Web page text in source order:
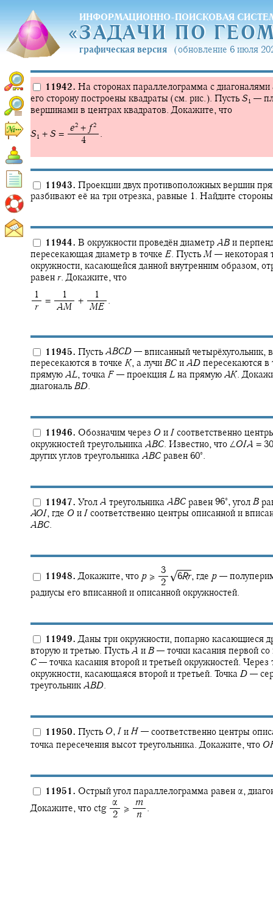
ИНФОРМАЦИОННО-ПОИСКОВАЯ
«ЗАДАЧИ ПО
«ЗАДАЧИ ПО
графическая версия (обновление 6 июля
11942. На сторонах параллелограмма с диагоналями
его сторону построены квадраты (см. рис.). Пусть S 1 —
вершинами в центрах квадратов. Докажите, что
S 1 + S = ‍
e2 + f 2
‍ 4
.
11943. Проекции двух противоположных вершин
разбивают её на три отрезка, равные 1. Найдите
11944. В окружности проведён диаметр AB и
пересекающая диаметр в точке E. Пусть M — некоторая
окружности, касающейся данной внутренним образом,
равен r. Докажите, что
‍ 1
r
= ‍
‍ 1
AM
+ ‍
‍ 1
ME
.
11945. Пусть ABCD — вписанный четырёхугольник,
пересекаются в точке K, а лучи BC и AD пересекаются в
прямую AL, точка F — проекция L на прямую AK.
диагональ BD.
11946. Обозначим через O и I соответственно
окружностей треугольника ABC. Известно, что ∠OIA = 30‍
других углов треугольника ABC равен 60‍∘ .
11947. Угол A треугольника ABC равен 96‍∘ ,угол B
AOI, где O и I соответственно центры описанной и
ABC.
11948. Докажите, что p ≥ ‍
‍ 3
‍ 2
√6Rr, где p —
радиусы его вписанной и описанной окружностей.
11949. Даны три окружности, попарно касающиеся
вторую и третью. Пусть A и B — точки касания первой со
C — точка касания второй и третьей окружностей. Через
окружности, касающаяся второй и третьей. Точка D —
треугольник ABD.
11950. Пусть O, I и H — соответственно центры
точка пересечения высот треугольника. Докажите, что O
11951. Острый угол параллелограмма равен α,
Докажите, что ctg ‍
‍ α
‍ 2
≥ ‍
m
n
.